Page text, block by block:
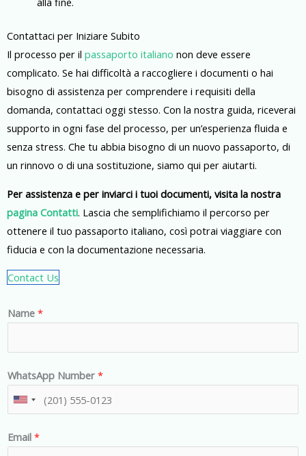
Contattaci per Iniziare Subito
Il processo per il passaporto italiano non deve essere
complicato. Se hai difficoltà a raccogliere i documenti o hai
bisogno di assistenza per comprendere i requisiti della
domanda, contattaci oggi stesso. Con la nostra guida, riceverai
supporto in ogni fase del processo, per un’esperienza fluida e
senza stress. Che tu abbia bisogno di un nuovo passaporto, di
un rinnovo o di una sostituzione, siamo qui per aiutarti.
Per assistenza e per inviarci i tuoi documenti, visita la nostra
pagina Contatti. Lascia che semplifichiamo il percorso per
ottenere il tuo passaporto italiano, così potrai viaggiare con
fiducia e con la documentazione necessaria.
Contact Us
Name *
WhatsApp Number *
U
i
Email *